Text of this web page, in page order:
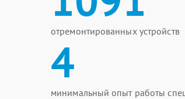
отремонтированных устройств
4
минимальный опыт работы